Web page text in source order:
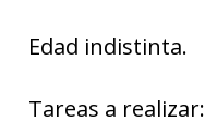
Edad indistinta.
Tareas a realizar: